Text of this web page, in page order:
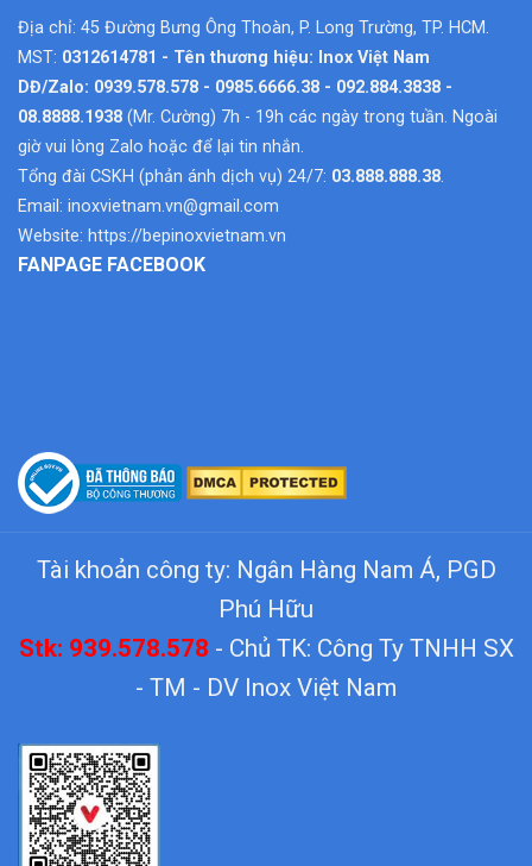
Địa chỉ: 45 Đường Bưng Ông Thoàn, P. Long Trường, TP. HCM.
MST: 0312614781 - Tên thương hiệu: Inox Việt Nam
DĐ/Zalo: 0939.578.578 - 0985.6666.38 - 092.884.3838 -
08.8888.1938 (Mr. Cường) 7h - 19h các ngày trong tuần. Ngoài
giờ vui lòng Zalo hoặc để lại tin nhắn.
Tổng đài CSKH (phản ánh dịch vụ) 24/7: 03.888.888.38.
Email: inoxvietnam.vn@gmail.com
Website: https://bepinoxvietnam.vn
FANPAGE FACEBOOK
Tài khoản công ty: Ngân Hàng Nam Á, PGD
Phú Hữu
Stk: 939.578.578 - Chủ TK: Công Ty TNHH SX
- TM - DV Inox Việt Nam